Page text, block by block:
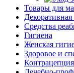
Товары для
Декоративная
Средства
Гигиена
Женская
Здоровое и
Контрацепция